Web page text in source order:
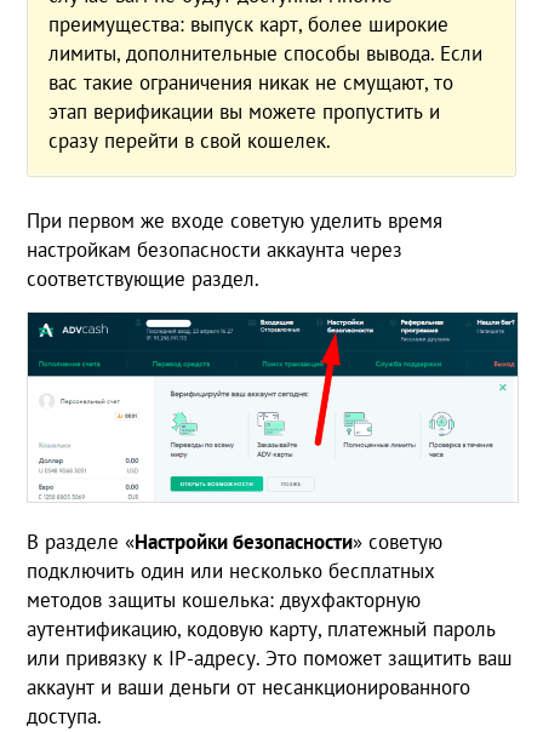
преимущества: выпуск карт, более широкие
лимиты, дополнительные способы вывода. Если
вас такие ограничения никак не смущают, то
этап верификации вы можете пропустить и
сразу перейти в свой кошелек.
При первом же входе советую уделить время
настройкам безопасности аккаунта через
соответствующие раздел.
В разделе «Настройки безопасности» советую
подключить один или несколько бесплатных
методов защиты кошелька: двухфакторную
аутентификацию, кодовую карту, платежный пароль
или привязку к IP-адресу. Это поможет защитить ваш
аккаунт и ваши деньги от несанкционированного
доступа.